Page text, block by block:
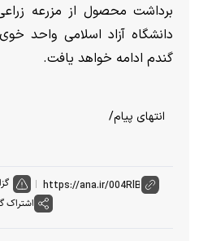
دانشگاه آزاد اسلامی واحد
گندم ادامه خواهد یافت.
انتهای پیام/
اشتراک